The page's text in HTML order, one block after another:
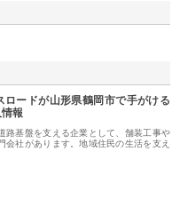
ロードが山形県鶴岡市で手がける
報
路基盤を支える企業として、舗装工事や
会社があります。地域住民の生活を支え